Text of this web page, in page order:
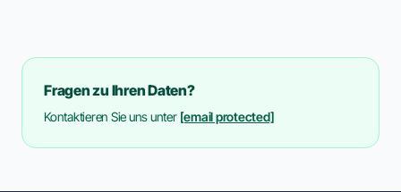
Fragen zu Ihren Daten?
Kontaktieren Sie uns unter [email protected]